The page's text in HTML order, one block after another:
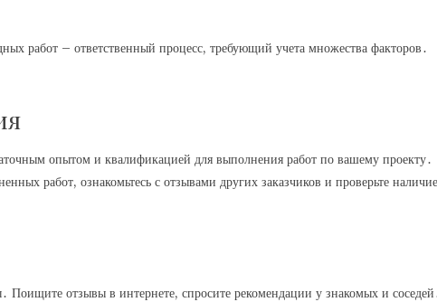
работ – ответственный процесс, требующий учета множества факторов․
опытом и квалификацией для выполнения работ по вашему проекту․
работ, ознакомьтесь с отзывами других заказчиков и проверьте наличие
отзывы в интернете, спросите рекомендации у знакомых и